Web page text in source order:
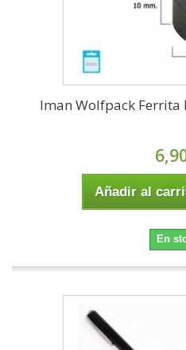
Iman Wolfpack Ferrita
Añadir al
En